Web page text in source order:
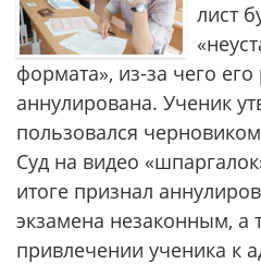
лист
формата», из-за чего
аннулирована. Ученик
пользовался
Суд на видео
итоге признал
экзамена незаконным, а
привлечении ученика к